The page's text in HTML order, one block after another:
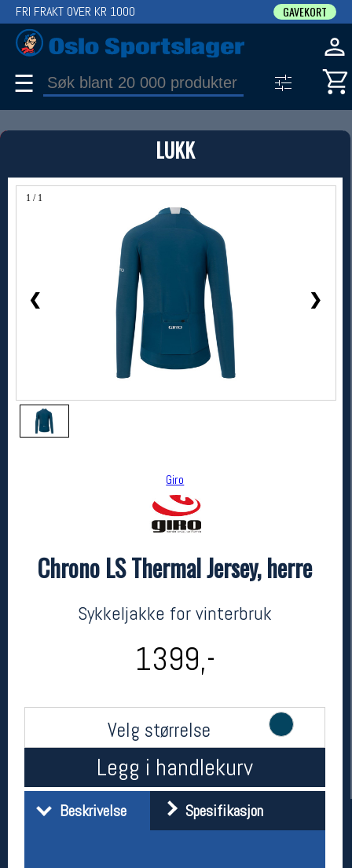
LUKK
1 / 1
❮ ❯
Giro
Chrono LS Thermal Jersey, herre
Sykkeljakke for vinterbruk
1399,-
Velg størrelse
Legg i handlekurv
Beskrivelse Spesifikasjon
FRI FRAKT OVER KR 1000 GAVEKORT
☰
PRODUKT
Produkter (1)
Bruk filter til å spisse søket
Giro
kr 1399